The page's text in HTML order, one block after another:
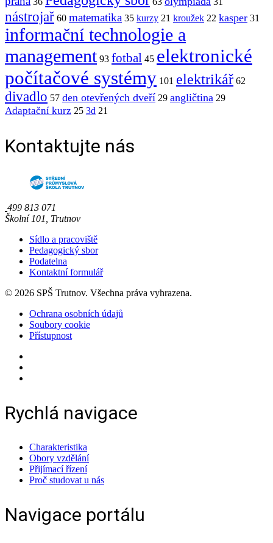
nástrojař 60 matematika 35 kurzy 21 kroužek 22 kasper 31
informační technologie a
management 93 fotbal 45 elektronické
počítačové systémy 101 elektrikář 62
divadlo 57 den otevřených dveří 29 angličtina 29
Adaptační kurz 25 3d 21
Kontaktujte nás
499 813 071
Školní 101, Trutnov
Sídlo a pracoviště
Pedagogický sbor
Podatelna
Kontaktní formulář
© 2026 SPŠ Trutnov. Všechna práva vyhrazena.
Ochrana osobních údajů
Soubory cookie
Přístupnost
Rychlá navigace
Charakteristika
Obory vzdělání
Přijímací řízení
Proč studovat u nás
Navigace portálu